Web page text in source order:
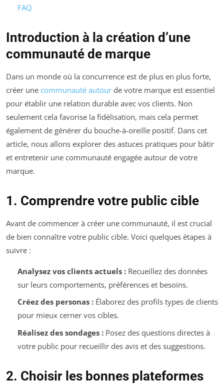
FAQ
Introduction à la création d’une
communauté de marque
Dans un monde où la concurrence est de plus en plus forte,
créer une communauté autour de votre marque est essentiel
pour établir une relation durable avec vos clients. Non
seulement cela favorise la fidélisation, mais cela permet
également de générer du bouche-à-oreille positif. Dans cet
article, nous allons explorer des astuces pratiques pour bâtir
et entretenir une communauté engagée autour de votre
marque.
1. Comprendre votre public cible
Avant de commencer à créer une communauté, il est crucial
de bien connaître votre public cible. Voici quelques étapes à
suivre :
Analysez vos clients actuels :Recueillez des données
sur leurs comportements, préférences et besoins.
Créez des personas :Élaborez des profils types de clients
pour mieux cerner vos cibles.
Réalisez des sondages :Posez des questions directes à
votre public pour recueillir des avis et des suggestions.
2. Choisir les bonnes plateformes